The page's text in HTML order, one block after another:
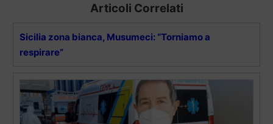
Articoli Correlati
Sicilia zona bianca, Musumeci: “Torniamo a
respirare”